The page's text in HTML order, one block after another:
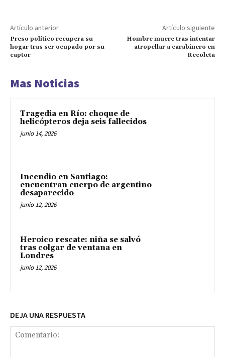
Artículo anterior
Preso político recupera su
hogar tras ser ocupado por su
captor
Artículo siguiente
Hombre muere tras intentar
atropellar a carabinero en
Recoleta
Mas Noticias
Tragedia en Río: choque de
helicópteros deja seis fallecidos
junio 14, 2026
Incendio en Santiago:
encuentran cuerpo de argentino
desaparecido
junio 12, 2026
Heroico rescate: niña se salvó
tras colgar de ventana en
Londres
junio 12, 2026
DEJA UNA RESPUESTA